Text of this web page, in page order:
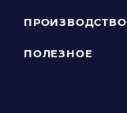
ПРОИЗВОДСТВО
ПОЛЕЗНОЕ